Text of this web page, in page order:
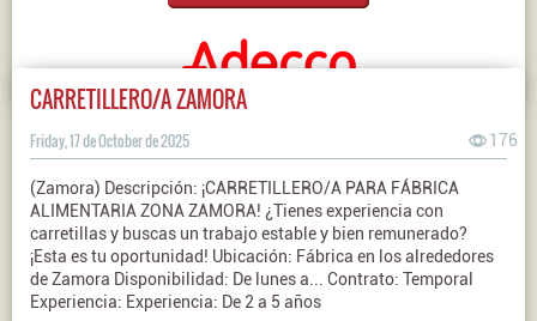
CARRETILLERO/A ZAMORA
Friday, 17 de October de 2025 176
(Zamora) Descripción: ¡CARRETILLERO/A PARA FÁBRICA
ALIMENTARIA ZONA ZAMORA! ¿Tienes experiencia con
carretillas y buscas un trabajo estable y bien remunerado?
¡Esta es tu oportunidad! Ubicación: Fábrica en los alrededores
de Zamora Disponibilidad: De lunes a... Contrato: Temporal
Experiencia: Experiencia: De 2 a 5 años